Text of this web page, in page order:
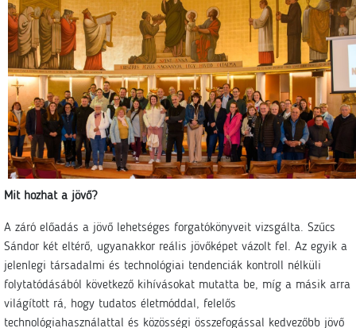
Mit hozhat a jövő?
A záró előadás a jövő lehetséges forgatókönyveit vizsgálta. Szűcs
Sándor két eltérő, ugyanakkor reális jövőképet vázolt fel. Az egyik a
jelenlegi társadalmi és technológiai tendenciák kontroll nélküli
folytatódásából következő kihívásokat mutatta be, míg a másik arra
világított rá, hogy tudatos életmóddal, felelős
technológiahasználattal és közösségi összefogással kedvezőbb jövő